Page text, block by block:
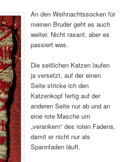
An den Weihnachtssocken für
meinen Bruder geht es auch
weiter. Nicht rasant, aber es
passiert was.
Die seitlichen Katzen laufen
ja versetzt, auf der einen
Seite stricke ich den
Katzenkopf fertig auf der
anderen Seite nur ab und an
eine rote Masche um
„verankern“ des roten Fadens,
damit er nicht nur als
Spannfaden läuft.